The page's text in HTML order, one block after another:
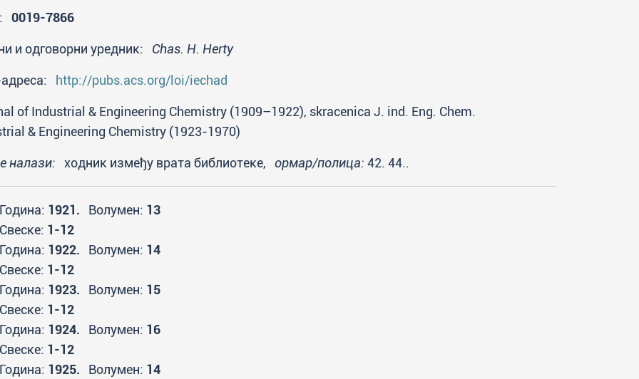
0019-7866
и одговорни уредник: Chas. H. Herty
http://pubs.acs.org/loi/iechad
of Industrial & Engineering Chemistry (1909–1922), skracenica J. ind. Eng. Chem.
& Engineering Chemistry (1923-1970)
налази: ходник између врата библиотеке, ормар/полица: 42. 44..
Година: 1921. Волумен: 13
Свеске: 1-12
Година: 1922. Волумен: 14
Свеске: 1-12
Година: 1923. Волумен: 15
Свеске: 1-12
Година: 1924. Волумен: 16
Свеске: 1-12
Година: 1925. Волумен: 14